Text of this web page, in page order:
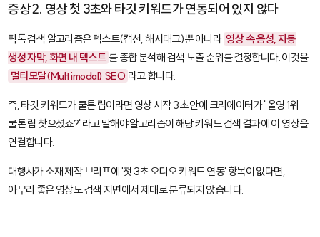
증상 2. 영상 첫 3초와 타깃 키워드가 연동되어 있지 않다
틱톡 검색 알고리즘은 텍스트(캡션, 해시태그)뿐 아니라 영상 속 음성, 자동
생성 자막, 화면 내 텍스트 를 종합 분석해 검색 노출 순위를 결정합니다. 이것을
멀티모달(Multimodal) SEO 라고 합니다.
즉, 타깃 키워드가쿨톤 립이라면 영상 시작 3초 안에 크리에이터가 "올영 1위
쿨톤 립 찾으셨죠?"라고 말해야 알고리즘이 해당 키워드 검색 결과에 이 영상을
연결합니다.
대행사가 소재 제작 브리프에 '첫 3초 오디오 키워드 연동' 항목이 없다면,
아무리 좋은 영상도 검색 지면에서 제대로 분류되지 않습니다.